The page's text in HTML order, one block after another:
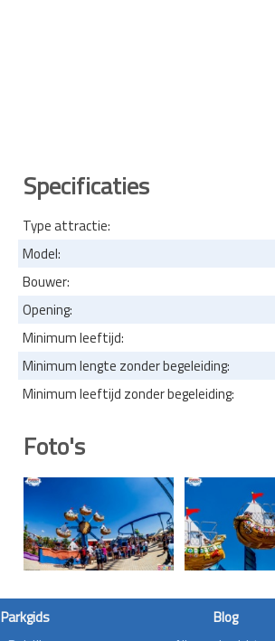
Specificaties
Type attractie:
Model:
Bouwer:
Opening:
Minimum leeftijd:
Minimum lengte zonder begeleiding:
Minimum leeftijd zonder begeleiding:
Foto's
Parkgids
Blog